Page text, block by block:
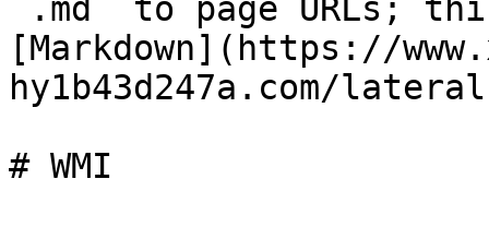
`.md` to page URLs;
[Markdown](https://
hy1b43d247a.com/
# WMI